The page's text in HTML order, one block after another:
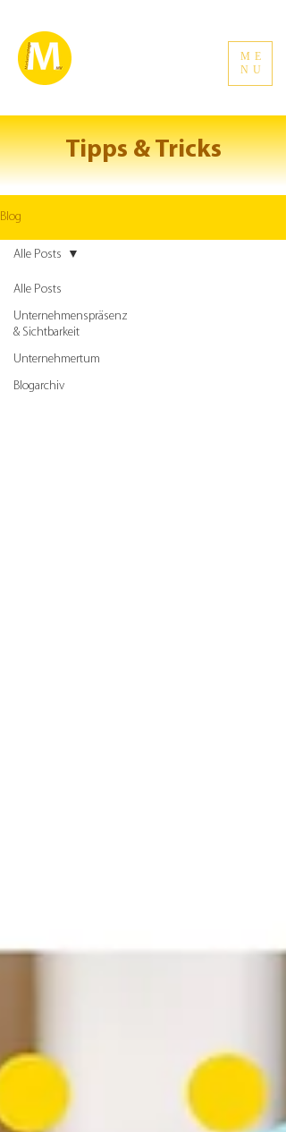
ME
NU
Tipps & Tricks
Blog
Alle Posts
Unternehmenspräsenz
& Sichtbarkeit
Unternehmertum
Blogarchiv
Alle Posts